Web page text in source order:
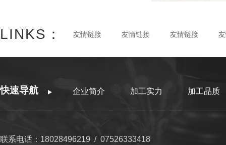
LINKS： 友情链接 友情链接 友情链接
快速导航 企业简介 加工实力 加工品质
联系电话：18028496219 / 07526333418